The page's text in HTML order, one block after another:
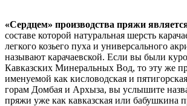
«Сердцем» производства пряжи
составе которой натуральная шерсть
легкого козьего пуха и универсального
называют карачаевской. Если вы были
Кавказских Минеральных Вод, то эту же
именуемой как кисловодская и
горам Домбая и Архыза, вы услышите
пряжи уже как кавказская или бабушкина